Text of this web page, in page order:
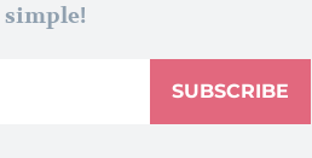
simple!
SUBSCRIBE